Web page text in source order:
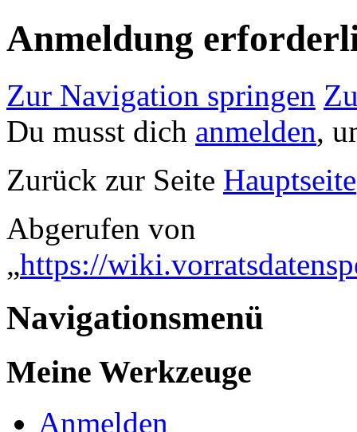
Anmeldung
Zur Navigation springen
Du musst dich anmelden,
Zurück zur Seite Hauptseite
Abgerufen von
„https://
Navigationsmenü
Meine Werkzeuge
Anmelden